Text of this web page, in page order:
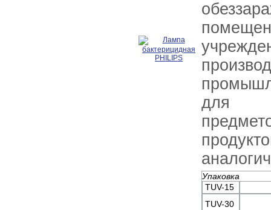
для
Упаковка
TUV-15
TUV-30